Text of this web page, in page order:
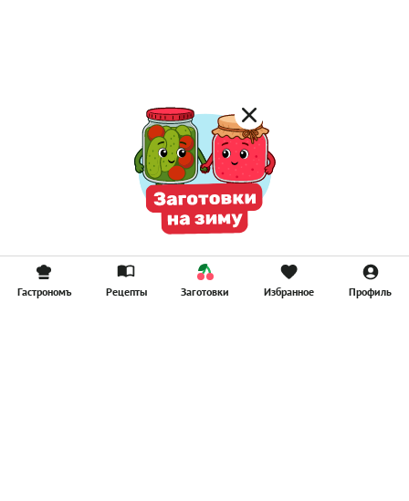
Гастрономъ Рецепты Заготовки Избранное Профиль